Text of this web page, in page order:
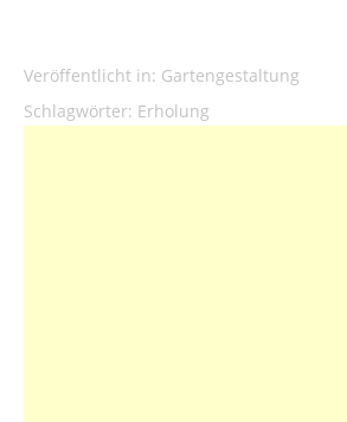
Veröffentlicht in: Gartengestaltung
Schlagwörter: Erholung